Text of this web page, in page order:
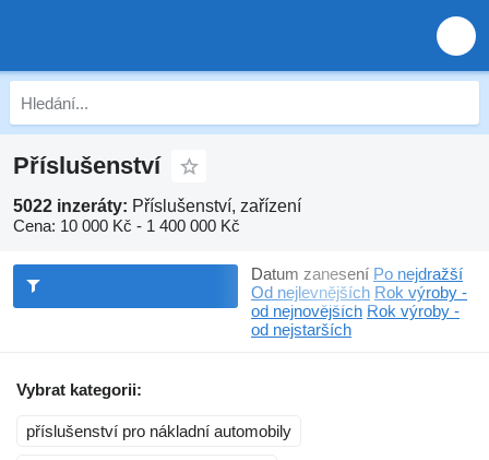
Příslušenství
5022 inzeráty: Příslušenství, zařízení
Cena: 10 000 Kč - 1 400 000 Kč
Datum zanesení Po nejdražší
Od nejlevnějších Rok výroby -
od nejnovějších Rok výroby -
od nejstarších
Vybrat kategorii:
příslušenství pro nákladní automobily